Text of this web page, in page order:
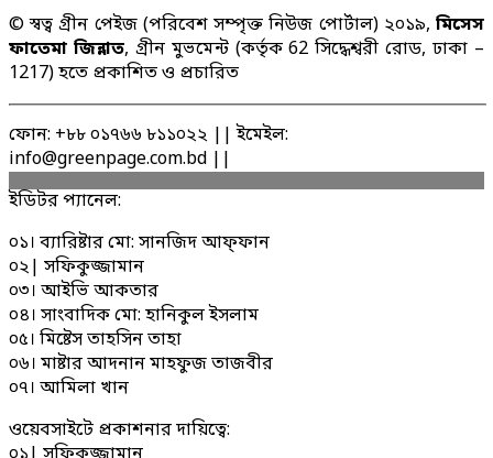
© স্বত্ব গ্রীন পেইজ (পরিবেশ সম্পৃক্ত নিউজ পোর্টাল) ২০১৯, মিসেস
ফাতেমা জিন্নাত, গ্রীন মুভমেন্ট (কর্তৃক 62 সিদ্ধেশ্বরী রোড, ঢাকা –
1217) হতে প্রকাশিত ও প্রচারিত
ফোন: +৮৮ ০১৭৬৬ ৮১১০২২ || ইমেইল:
info@greenpage.com.bd ||
ইডিটর প্যানেল:
০১। ব্যারিষ্টার মো: সানজিদ আফ্ফান
০২| সফিকুজ্জামান
০৩। আইভি আকতার
০৪। সাংবাদিক মো: হানিকুল ইসলাম
০৫। মিষ্টেস তাহসিন তাহা
০৬। মাষ্টার আদনান মাহফুজ তাজবীর
০৭। আমিলা খান
ওয়েবসাইটে প্রকাশনার দায়িত্বে: